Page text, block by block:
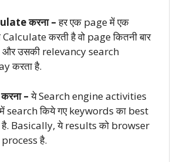
करना –हर एक page में एक
करती है वो page कितनी बार
और उसकी relevancy search
करता है.
–ये Search engine activities
search किये गए keywords का best
है. Basically, ये results को browser
है.